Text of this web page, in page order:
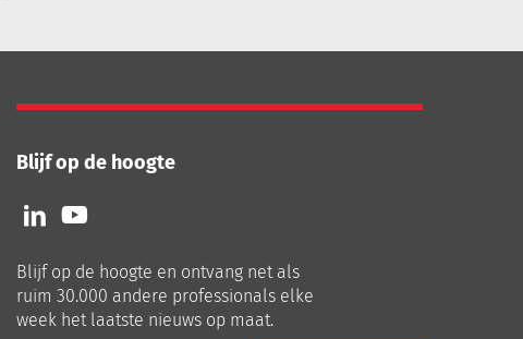
Blijf op de hoogte
Volg
ons
LinkedIn
Volg
ons
Youtube
Blijf op de hoogte en ontvang net als
ruim 30.000 andere professionals elke
week het laatste nieuws op maat.